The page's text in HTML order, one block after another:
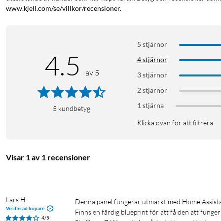
Lägg till larmknappsatser på ovanvåningen, i garaget och
du är inomhus.
*Basstation för Ring Alarm krävs
Aktivera din hemsäkerhet
knappsatsen eller via Ring-appen. Eller aktivera larmet i
www.kjell.com/se/villkor/recensioner.
4.5 av 5
5 kundbetyg
5 stjärnor
4 stjärnor
3 stjärnor
2 stjärnor
1 stjärna
Klicka ovan för att filtrera
Visar 1 av 1 recensioner
Lars H
Verifierad köpare
4/5
Denna panel fungerar utmärkt med Home Assistant och Alarmo.
Finns en färdig blueprint för att få den att